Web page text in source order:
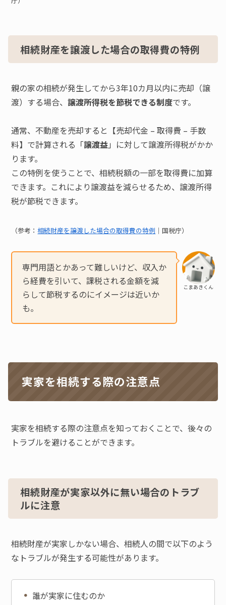
相続財産を譲渡した場合の取得費の特例
親の家の相続が発生してから3年10カ月以内に売却（譲
渡）する場合、譲渡所得税を節税できる制度です。
通常、不動産を売却すると【売却代金 – 取得費 – 手数
料】で計算される「譲渡益」に対して譲渡所得税がかか
ります。
この特例を使うことで、相続税額の一部を取得費に加算
できます。これにより譲渡益を減らせるため、譲渡所得
税が節税できます。
（参考：相続財産を譲渡した場合の取得費の特例 ｜国税庁）
こまあきくん
専門用語とかあって難しいけど、収入か
ら経費を引いて、課税される金額を減
らして節税するのにイメージは近いか
も。
実家を相続する際の注意点
実家を相続する際の注意点を知っておくことで、後々の
トラブルを避けることができます。
相続財産が実家以外に無い場合のトラブ
ルに注意
相続財産が実家しかない場合、相続人の間で以下のよう
なトラブルが発生する可能性があります。
誰が実家に住むのか